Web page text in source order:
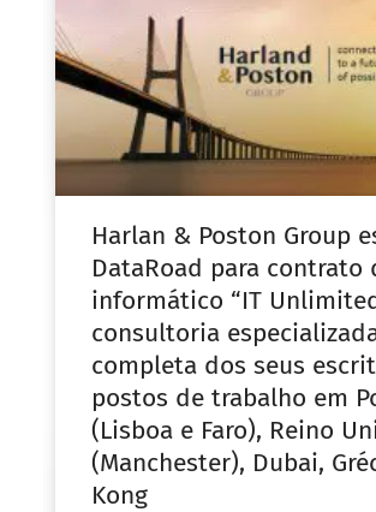
Harlan & Poston Group
DataRoad para contrato
informático “IT
consultoria
completa dos seus
postos de trabalho em
(Lisboa e Faro), Reino
(Manchester), Dubai,
Kong